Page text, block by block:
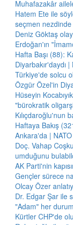
Muhafazakâr
Hatem Ete ile
seçmen nezdinde
Deniz Göktaş
Erdoğan'ın
Hafta Başı (88):
Diyarbakır'daydı
Türkiye'de solcu
Özgür Özel'in
Hüseyin
"bürokratik
Kılıçdaroğlu'nun
Haftaya Bakış
Ankara'da |
Doç. Vahap
umduğunu
AK Parti'nin
Gençler sürece
Olcay Özer
Dr. Edgar Şar ile
"Adam" her
Kürtler CHP'de